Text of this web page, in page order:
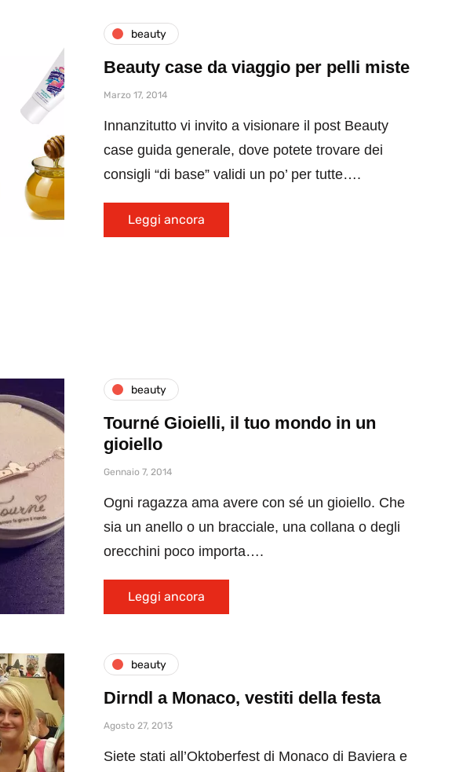
beauty
Beauty case da viaggio per pelli miste
Marzo 17, 2014
Innanzitutto vi invito a visionare il post Beauty
case guida generale, dove potete trovare dei
consigli “di base” validi un po’ per tutte….
Leggi ancora
beauty
Tourné Gioielli, il tuo mondo in un
gioiello
Gennaio 7, 2014
Ogni ragazza ama avere con sé un gioiello. Che
sia un anello o un bracciale, una collana o degli
orecchini poco importa….
Leggi ancora
beauty
Dirndl a Monaco, vestiti della festa
Agosto 27, 2013
Siete stati all’Oktoberfest di Monaco di Baviera e